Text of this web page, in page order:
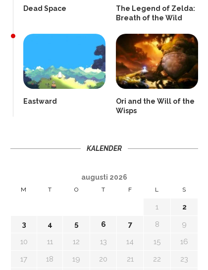
Dead Space
The Legend of Zelda:
Breath of the Wild
Eastward
Ori and the Will of the
Wisps
KALENDER
augusti 2026
M T O T F L S
1
2
3
4 5 6 7 8
9
10
11 12 13 14 15
16
17
18 19 20 21 22
23